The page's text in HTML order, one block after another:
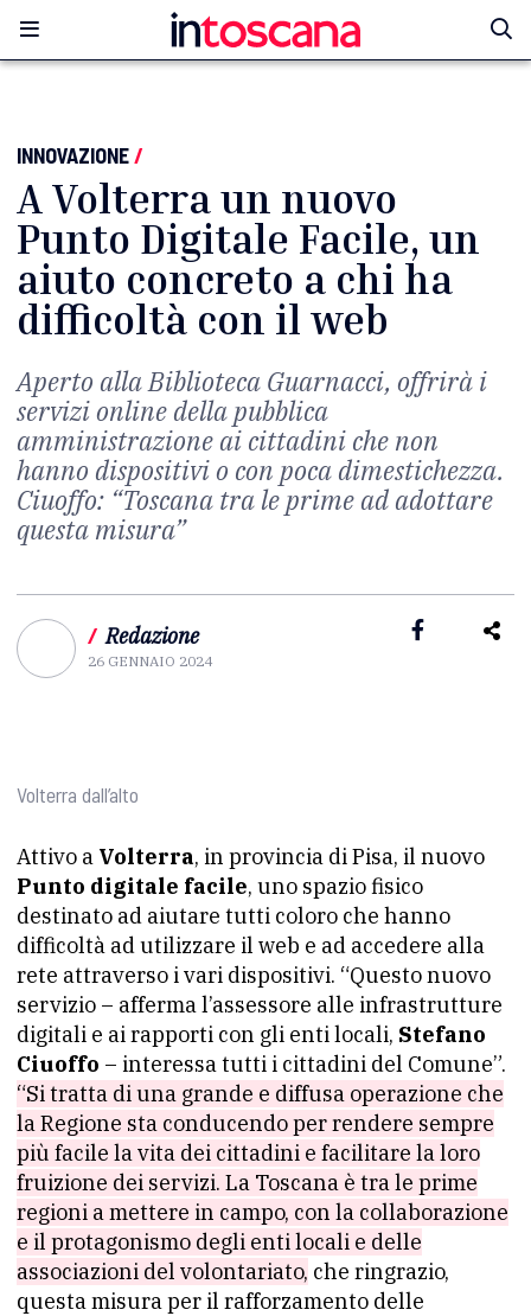
INNOVAZIONE/
A Volterra un nuovo
Punto Digitale Facile, un
aiuto concreto a chi ha
difficoltà con il web
Aperto alla Biblioteca Guarnacci, offrirà i
servizi online della pubblica
amministrazione ai cittadini che non
hanno dispositivi o con poca dimestichezza.
Ciuoffo: “Toscana tra le prime ad adottare
questa misura”
/ Redazione
26 GENNAIO 2024
Volterra dall’alto
Attivo a Volterra, in provincia di Pisa, il nuovo
Punto digitale facile, uno spazio fisico
destinato ad aiutare tutti coloro che hanno
difficoltà ad utilizzare il web e ad accedere alla
rete attraverso i vari dispositivi. “Questo nuovo
servizio – afferma l’assessore alle infrastrutture
digitali e ai rapporti con gli enti locali, Stefano
Ciuoffo – interessa tutti i cittadini del Comune”.
“Si tratta di una grande e diffusa operazione che
la Regione sta conducendo per rendere sempre
più facile la vita dei cittadini e facilitare la loro
fruizione dei servizi. La Toscana è tra le prime
regioni a mettere in campo, con la collaborazione
e il protagonismo degli enti locali e delle
associazioni del volontariato, che ringrazio,
questa misura per il rafforzamento delle